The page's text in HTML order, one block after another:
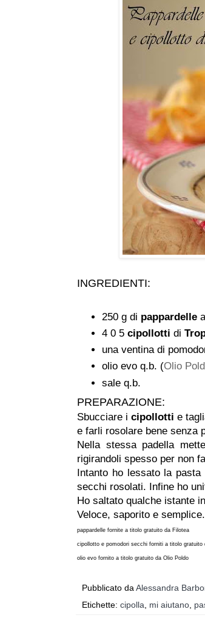
INGREDIENTI:
250 g di pappardelle
4 0 5cipollotti di
una ventina di
olio evo q.b. (Olio
sale q.b.
PREPARAZIONE:
Sbucciare icipollotti e
e farli rosolare bene senza
Nella stessa padella
rigirandoli spesso per non
Intanto ho lessato la
secchi rosolati. Infine ho
Ho saltato qualche istante
Veloce, saporito e semplice.
pappardelle fornite a titolo gratuito da Filotea
cipollotto e pomodori secchi forniti a titolo gratuito
olio evo fornito a titolo gratuito da Olio Poldo
Pubblicato da Alessandra
Etichette: cipolla mi aiutano